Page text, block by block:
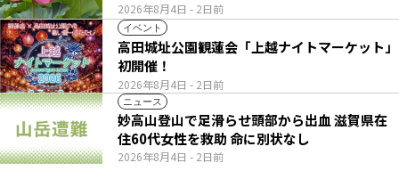
2026年8月4日 - 2日前
イベント
2026年8月4日 - 2日前
高田城址公園観蓮会「上越ナイトマーケット」
初開催！
ニュース
2026年8月4日 - 2日前
妙高山登山で足滑らせ頭部から出血 滋賀県在
住60代女性を救助 命に別状なし